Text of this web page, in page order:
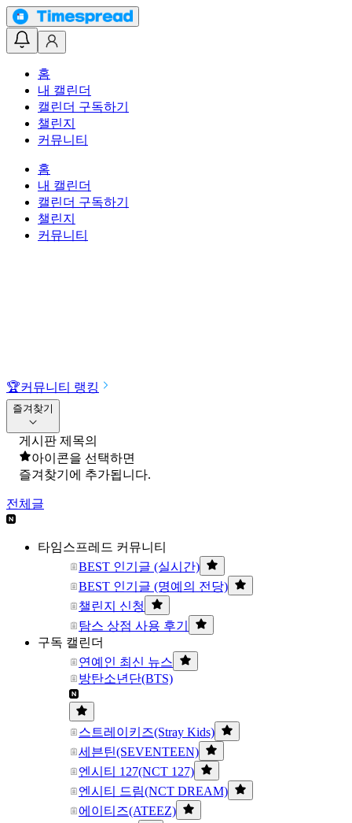
홈
내 캘린더
캘린더 구독하기
챌린지
커뮤니티
홈
내 캘린더
캘린더 구독하기
챌린지
커뮤니티
🏆커뮤니티 랭킹
즐겨찾기
게시판 제목의
아이콘을 선택하면
즐겨찾기에 추가됩니다.
전체글
타임스프레드 커뮤니티
BEST 인기글 (실시간)
BEST 인기글 (명예의 전당)
챌린지 신청
탐스 상점 사용 후기
구독 캘린더
연예인 최신 뉴스
방탄소년단(BTS)
스트레이키즈(Stray Kids)
세븐틴(SEVENTEEN)
엔시티 127(NCT 127)
엔시티 드림(NCT DREAM)
에이티즈(ATEEZ)